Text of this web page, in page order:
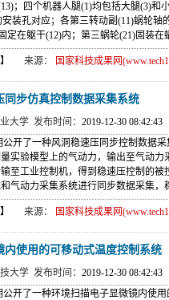
；四个机器人腿(1)均包括大腿(3)和
装孔对应；各第三转动副(11)蜗轮
定在躯干(12)内；第三蜗轮(21)固装在
来源： 国家科技成果网
同步仿真控制数据采集系统
大学 发布时间： 2019-12-30 08:42:43
了一种风洞稳速压同步控制数据采
实验模型上的气动力，输出至气动
至工业控制机，得到稳速压控制的
气动力采集系统进行同步数据采集，
来源： 国家科技成果网
内使用的可移动式温度控制系统
大学 发布时间： 2019-12-30 08:42:43
了一种环境扫描电子显微镜内使用